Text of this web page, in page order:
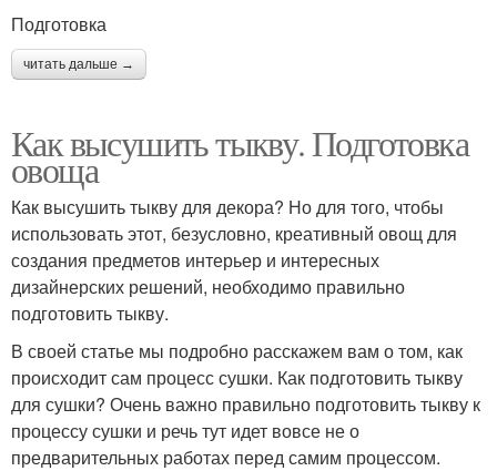
Подготовка
читать дальше →
Как высушить тыкву. Подготовка
овоща
Как высушить тыкву для декора? Но для того, чтобы
использовать этот, безусловно, креативный овощ для
создания предметов интерьер и интересных
дизайнерских решений, необходимо правильно
подготовить тыкву.
В своей статье мы подробно расскажем вам о том, как
происходит сам процесс сушки. Как подготовить тыкву
для сушки? Очень важно правильно подготовить тыкву к
процессу сушки и речь тут идет вовсе не о
предварительных работах перед самим процессом.